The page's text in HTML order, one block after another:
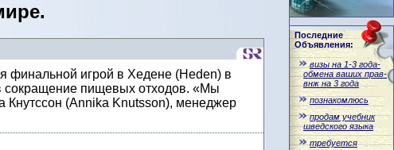
Последние
Объявления:
визы на 1-3 года-
обмена ваших прав-
внж на 3 года
познакомлюсь
продам учебник
шведского языка
требуется
финальной игрой в Хедене (Heden) в
сокращение пищевых отходов. «Мы
Кнутссон (Annika Knutsson), менеджер